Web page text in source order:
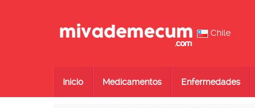
Chile
Inicio Medicamentos Enfermedades